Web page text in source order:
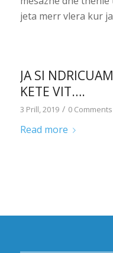
jeta merr vlera kur
JA SI
KETE VIT….
3 Prill, 2019 / 0 Comments
Read more